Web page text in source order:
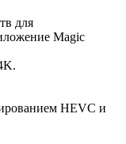
для
Magic
HEVC и